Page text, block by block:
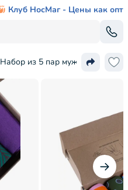
Клуб НосМаг - Цены как опт
Набор из 5 пар мужских